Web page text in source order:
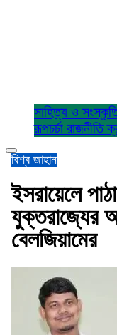
সাহিত্য ও
রূপচর্চা রাজনীতি
বিশ্ব জাহান
ইসরায়েলে
যুক্তরাজ্যের
বেলজিয়ামের